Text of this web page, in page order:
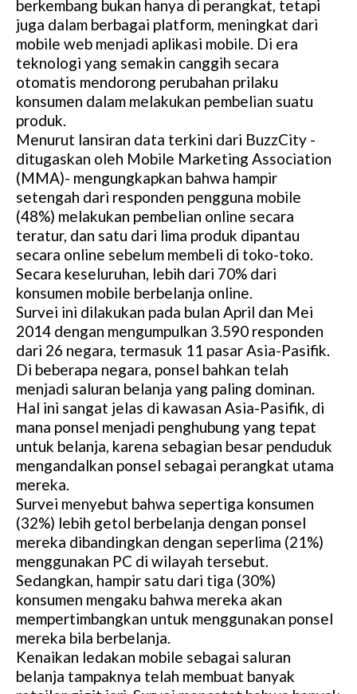
berkembang bukan hanya di perangkat, tetapi
juga dalam berbagai platform, meningkat dari
mobile web menjadi aplikasi mobile. Di era
teknologi yang semakin canggih secara
otomatis mendorong perubahan prilaku
konsumen dalam melakukan pembelian suatu
produk.
Menurut lansiran data terkini dari BuzzCity -
ditugaskan oleh Mobile Marketing Association
(MMA)- mengungkapkan bahwa hampir
setengah dari responden pengguna mobile
(48%) melakukan pembelian online secara
teratur, dan satu dari lima produk dipantau
secara online sebelum membeli di toko-toko.
Secara keseluruhan, lebih dari 70% dari
konsumen mobile berbelanja online.
Survei ini dilakukan pada bulan April dan Mei
2014 dengan mengumpulkan 3.590 responden
dari 26 negara, termasuk 11 pasar Asia-Pasifik.
Di beberapa negara, ponsel bahkan telah
menjadi saluran belanja yang paling dominan.
Hal ini sangat jelas di kawasan Asia-Pasifik, di
mana ponsel menjadi penghubung yang tepat
untuk belanja, karena sebagian besar penduduk
mengandalkan ponsel sebagai perangkat utama
mereka.
Survei menyebut bahwa sepertiga konsumen
(32%) lebih getol berbelanja dengan ponsel
mereka dibandingkan dengan seperlima (21%)
menggunakan PC di wilayah tersebut.
Sedangkan, hampir satu dari tiga (30%)
konsumen mengaku bahwa mereka akan
mempertimbangkan untuk menggunakan ponsel
mereka bila berbelanja.
Kenaikan ledakan mobile sebagai saluran
belanja tampaknya telah membuat banyak